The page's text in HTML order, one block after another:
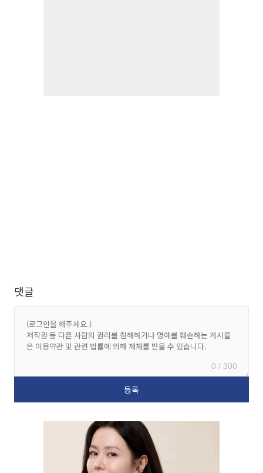
댓글
0 / 300